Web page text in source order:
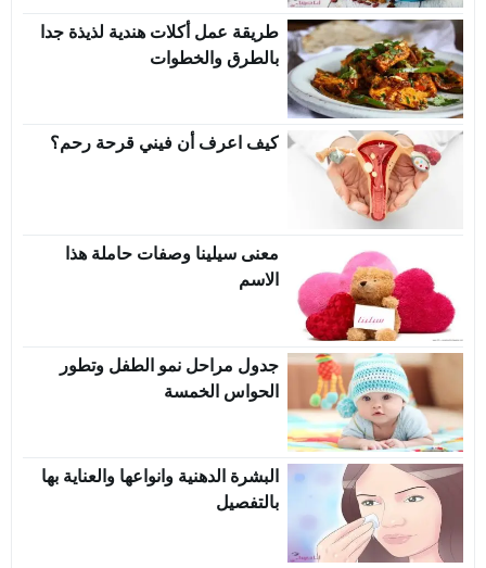
طريقة عمل أكلات هندية لذيذة جدا
بالطرق والخطوات
كيف اعرف أن فيني قرحة رحم؟
معنى سيلينا وصفات حاملة هذا
الاسم
جدول مراحل نمو الطفل وتطور
الحواس الخمسة
البشرة الدهنية وانواعها والعناية بها
بالتفصيل